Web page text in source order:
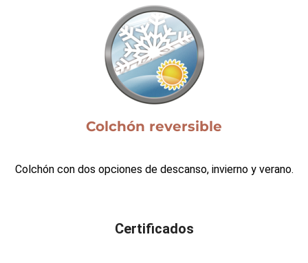
Colchón reversible
Colchón con dos opciones de descanso, invierno y verano.
Certificados